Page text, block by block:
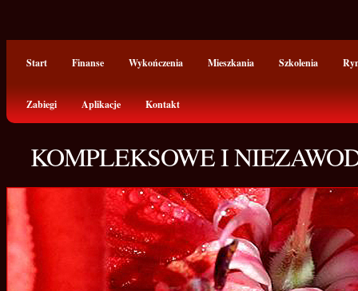
Start Finanse Wykończenia Mieszkania Szkolenia
Zabiegi Aplikacje Kontakt
KOMPLEKSOWE I